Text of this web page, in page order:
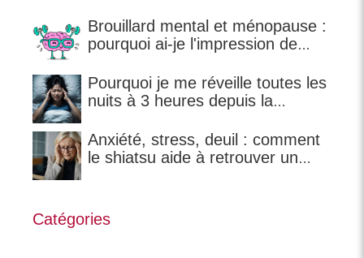
Brouillard mental et ménopause :
pourquoi ai-je l'impression de
Pourquoi je me réveille toutes les
nuits à 3 heures depuis la
Anxiété, stress, deuil : comment
le shiatsu aide à retrouver un
Catégories